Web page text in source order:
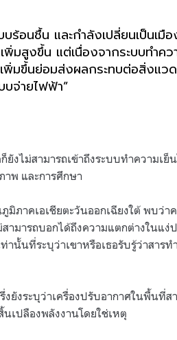
ร้อนชื้น และกำลังเปลี่ยนเป็นเมื
พิ่มสูงขึ้น แต่เนื่องจากระบบทำค
พิ่มขึ้นย่อมส่งผลกระทบต่อสิ่งแ
บจ่ายไฟฟ้า”
งไม่สามารถเข้าถึงระบบทำความเ
าพ และการศึกษา
มิภาคเอเชียตะวันออกเฉียงใต้ พบว่
ามารถบอกได้ถึงความแตกต่างในแง่
ท่านั้นที่ระบุว่าเขาหรือเธอรับรู้ว่าสาร
งระบุว่าเครื่องปรับอากาศในพื้นที่ส
เปลืองพลังงานโดยใช่เหตุ